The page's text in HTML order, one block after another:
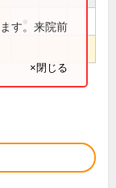
す。来院前
×閉じる